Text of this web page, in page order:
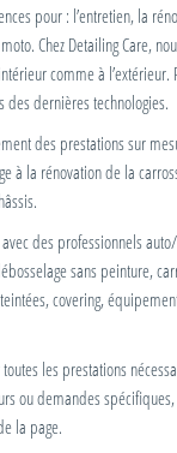
pour : l’entretien, la
Chez Detailing Care,
comme à l’extérieur.
dernières technologies.
des prestations sur
à la rénovation de la
des professionnels
sans peinture,
covering,
les prestations
ou demandes spécifiques,
la page.